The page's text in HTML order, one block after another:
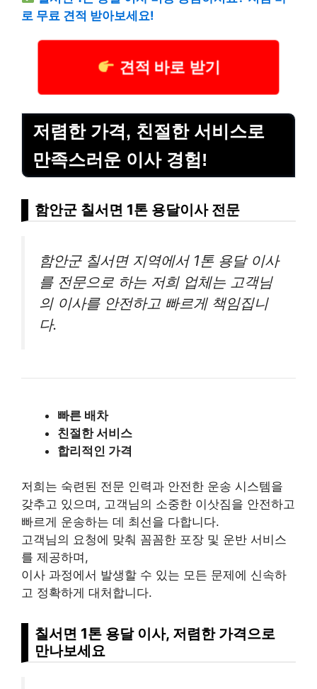
로 무료 견적 받아보세요!
견적 바로 받기
저렴한 가격, 친절한 서비스로
만족스러운 이사 경험!
함안군 칠서면 1톤 용달이사 전문
함안군 칠서면 지역에서 1톤 용달 이사
를 전문으로 하는 저희 업체는 고객님
의 이사를 안전하고 빠르게 책임집니
다.
빠른 배차
친절한 서비스
합리적인 가격
저희는 숙련된 전문 인력과 안전한 운송 시스템을
갖추고 있으며, 고객님의 소중한 이삿짐을 안전하고
빠르게 운송하는 데 최선을 다합니다.
고객님의 요청에 맞춰 꼼꼼한 포장 및 운반 서비스
를 제공하며,
이사 과정에서 발생할 수 있는 모든 문제에 신속하
고 정확하게 대처합니다.
칠서면 1톤 용달 이사, 저렴한 가격으로
만나보세요